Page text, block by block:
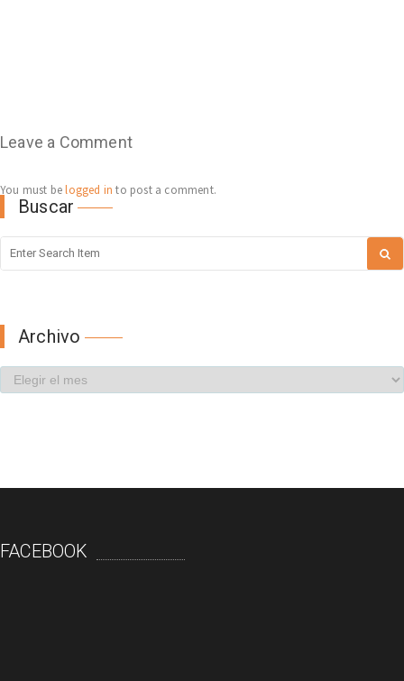
Leave a Comment
You must belogged in to post a comment.
Buscar
Archivo
FACEBOOK